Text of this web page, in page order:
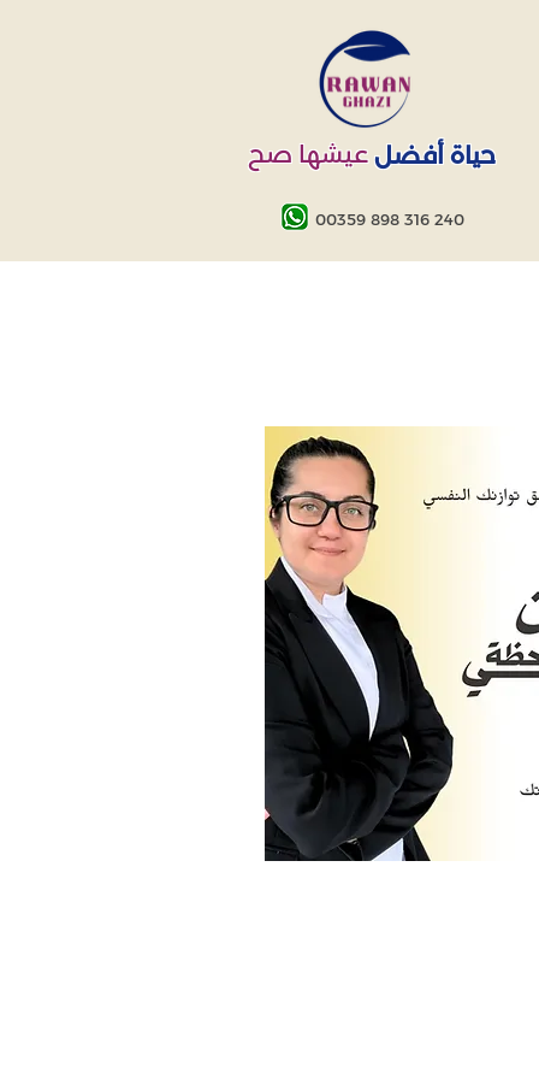
عيشها صح حياة أفضل
00359 898 316 240